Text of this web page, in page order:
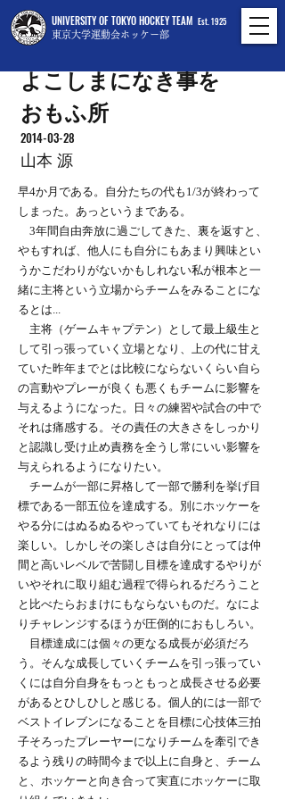
UNIVERSITY OF TOKYO HOCKEY TEAM
東京大学運動会ホッケー部
Est. 1925
よこしまになき事を
おもふ所
2014-03-28
山本 源
早4か月である。自分たちの代も1/3が終わって
しまった。あっというまである。
3年間自由奔放に過ごしてきた、裏を返すと、
やもすれば、他人にも自分にもあまり興味とい
うかこだわりがないかもしれない私が根本と一
緒に主将という立場からチームをみることにな
るとは...
主将（ゲームキャプテン）として最上級生と
して引っ張っていく立場となり、上の代に甘え
ていた昨年までとは比較にならないくらい自ら
の言動やプレーが良くも悪くもチームに影響を
与えるようになった。日々の練習や試合の中で
それは痛感する。その責任の大きさをしっかり
と認識し受け止め責務を全うし常にいい影響を
与えられるようになりたい。
チームが一部に昇格して一部で勝利を挙げ目
標である一部五位を達成する。別にホッケーを
やる分にはぬるぬるやっていてもそれなりには
楽しい。しかしその楽しさは自分にとっては仲
間と高いレベルで苦闘し目標を達成するやりが
いやそれに取り組む過程で得られるだろうこと
と比べたらおまけにもならないものだ。なによ
りチャレンジするほうが圧倒的におもしろい。
目標達成には個々の更なる成長が必須だろ
う。そんな成長していくチームを引っ張ってい
くには自分自身をもっともっと成長させる必要
があるとひしひしと感じる。個人的には一部で
ベストイレブンになることを目標に心技体三拍
子そろったプレーヤーになりチームを牽引でき
るよう残りの時間今まで以上に自身と、チーム
と、ホッケーと向き合って実直にホッケーに取